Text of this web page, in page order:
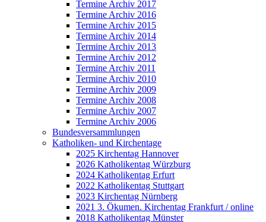
Termine Archiv 2017
Termine Archiv 2016
Termine Archiv 2015
Termine Archiv 2014
Termine Archiv 2013
Termine Archiv 2012
Termine Archiv 2011
Termine Archiv 2010
Termine Archiv 2009
Termine Archiv 2008
Termine Archiv 2007
Termine Archiv 2006
Bundesversammlungen
Katholiken- und Kirchentage
2025 Kirchentag Hannover
2026 Katholikentag Würzburg
2024 Katholikentag Erfurt
2022 Katholikentag Stuttgart
2023 Kirchentag Nürnberg
2021 3. Ökumen. Kirchentag Frankfurt / online
2018 Katholikentag Münster